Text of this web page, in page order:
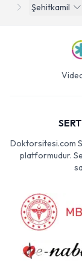
Şehitkamil
Doktorsitesi.com
platformudur.